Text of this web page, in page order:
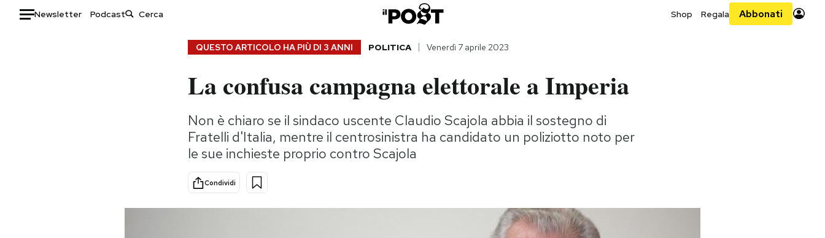
Newsletter Podcast Shop Regala Abbonati
Consumismi
Storie/Idee
Ok Boomer!
Europa
QUESTO ARTICOLO HA PIÙ DI 3 ANNI POLITICA Venerdì 7 aprile 2023
La confusa campagna elettorale a Imperia
Non è chiaro se il sindaco uscente Claudio Scajola abbia il sostegno di
Fratelli d'Italia, mentre il centrosinistra ha candidato un poliziotto noto per
le sue inchieste proprio contro Scajola
Condividi